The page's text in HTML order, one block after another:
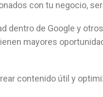
con tu negocio,
dentro de Google y
mayores
contenido útil y